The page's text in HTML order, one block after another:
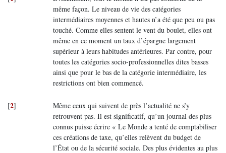
même façon. Le niveau de vie des catégories
intermédiaires moyennes et hautes n’a été que peu ou pas
touché. Comme elles sentent le vent du boulet, elles ont
même en ce moment un taux d’épargne largement
supérieur à leurs habitudes antérieures. Par contre, pour
toutes les catégories socio-professionnelles dites basses
ainsi que pour le bas de la catégorie intermédiaire, les
restrictions ont bien commencé.
[2]
Même ceux qui suivent de près l’actualité ne s’y
retrouvent pas. Il est significatif, qu’un journal des plus
connus puisse écrire « Le Monde a tenté de comptabiliser
ces créations de taxe, qu’elles relèvent du budget de
l’État ou de la sécurité sociale. Des plus évidentes au plus